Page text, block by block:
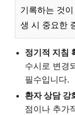
기록하는 것
생 시 중요한
정기적 지침
수시로 변경
필수입니다.
환자 상담 강
점이나 추가